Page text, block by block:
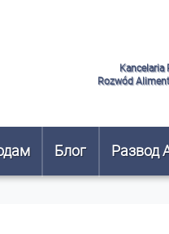
Kancelaria
Rozwód
Блог Развод